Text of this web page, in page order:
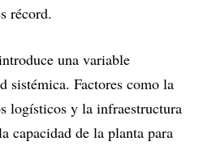
récord.
una variable
sistémica. Factores como la
logísticos y la infraestructura
capacidad de la planta para